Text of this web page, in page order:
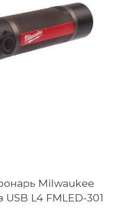
Milwaukee
L4 FMLED-301